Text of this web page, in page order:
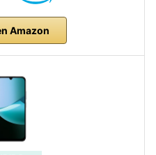
Amazon